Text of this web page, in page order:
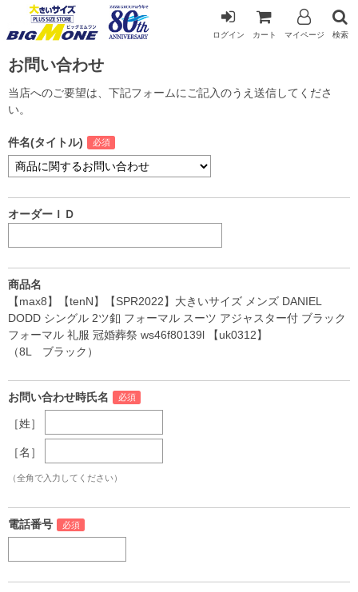
ログイン カート マイページ 検索
お問い合わせ
当店へのご要望は、下記フォームにご記入のうえ送信してくださ
い。
件名(タイトル)
オーダーＩＤ
商品名
【max8】【tenN】【SPR2022】大きいサイズ メンズ DANIEL
DODD シングル 2ツ釦 フォーマル スーツ アジャスター付 ブラック
フォーマル 礼服 冠婚葬祭 ws46f80139l 【uk0312】
（8L ブラック）
お問い合わせ時氏名
［姓］
［名］
（全角で入力してください）
電話番号